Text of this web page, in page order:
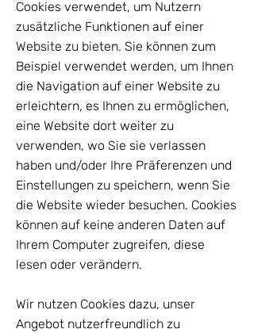
Cookies verwendet, um Nutzern
zusätzliche Funktionen auf einer
Website zu bieten. Sie können zum
Beispiel verwendet werden, um Ihnen
die Navigation auf einer Website zu
erleichtern, es Ihnen zu ermöglichen,
eine Website dort weiter zu
verwenden, wo Sie sie verlassen
haben und/oder Ihre Präferenzen und
Einstellungen zu speichern, wenn Sie
die Website wieder besuchen. Cookies
können auf keine anderen Daten auf
Ihrem Computer zugreifen, diese
lesen oder verändern.
Wir nutzen Cookies dazu, unser
Angebot nutzerfreundlich zu